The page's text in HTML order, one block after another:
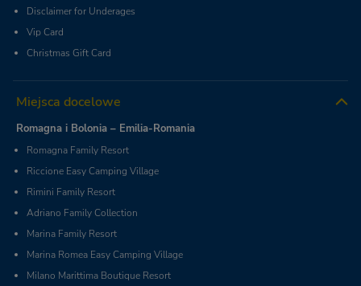
Disclaimer for Underages
Vip Card
Christmas Gift Card
Miejsca docelowe
Romagna i Bolonia – Emilia-Romania
Romagna Family Resort
Riccione Easy Camping Village
Rimini Family Resort
Adriano Family Collection
Marina Family Resort
Marina Romea Easy Camping Village
Milano Marittima Boutique Resort